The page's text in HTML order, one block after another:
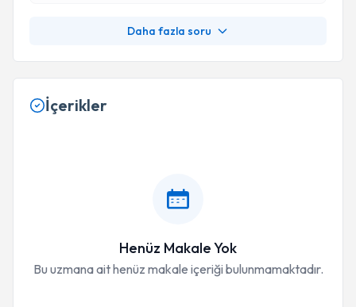
Daha fazla soru
İçerikler
Henüz Makale Yok
Bu uzmana ait henüz makale içeriği bulunmamaktadır.